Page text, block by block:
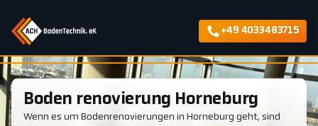
+49 4033483715
Boden renovierung Horneburg
Wenn es um Bodenrenovierungen in Horneburg geht, sind